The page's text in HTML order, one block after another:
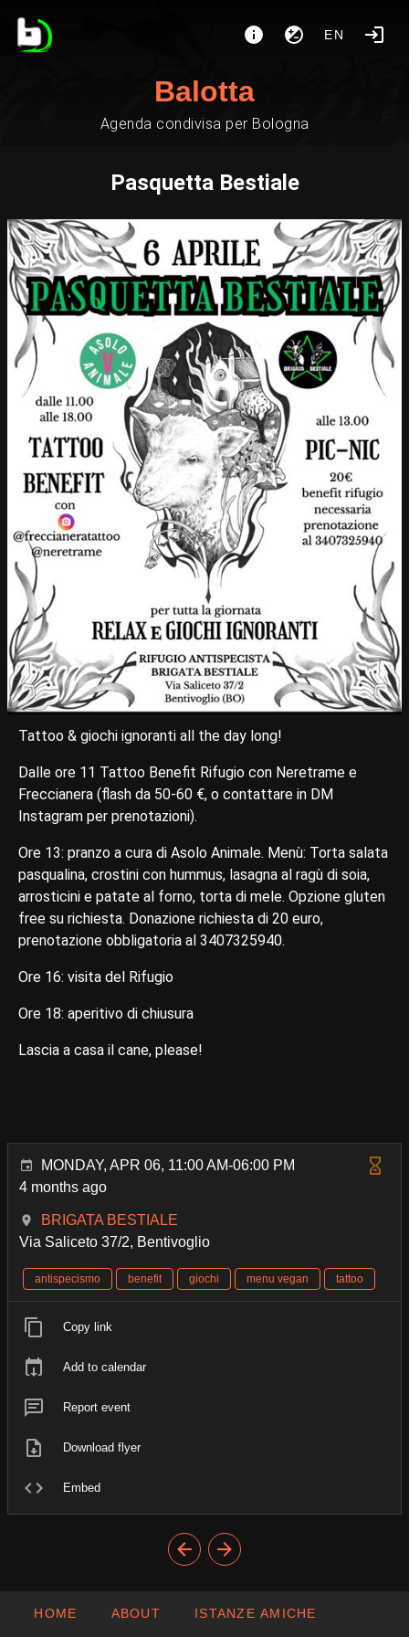
EN
Balotta
Agenda condivisa per Bologna
Pasquetta Bestiale
Tattoo & giochi ignoranti all the day long!
Dalle ore 11 Tattoo Benefit Rifugio con Neretrame e
Freccianera (flash da 50-60 €, o contattare in DM
Instagram per prenotazioni).
Ore 13: pranzo a cura di Asolo Animale. Menù: Torta salata
pasqualina, crostini con hummus, lasagna al ragù di soia,
arrosticini e patate al forno, torta di mele. Opzione gluten
free su richiesta. Donazione richiesta di 20 euro,
prenotazione obbligatoria al 3407325940.
Ore 16: visita del Rifugio
Ore 18: aperitivo di chiusura
Lascia a casa il cane, please!
MONDAY, APR 06, 11:00 AM-06:00 PM
4 months ago
BRIGATA BESTIALE
Via Saliceto 37/2, Bentivoglio
antispecismo benefit giochi menu vegan tattoo
Copy link
Add to calendar
Report event
Download flyer
Embed
HOME ABOUT ISTANZE AMICHE